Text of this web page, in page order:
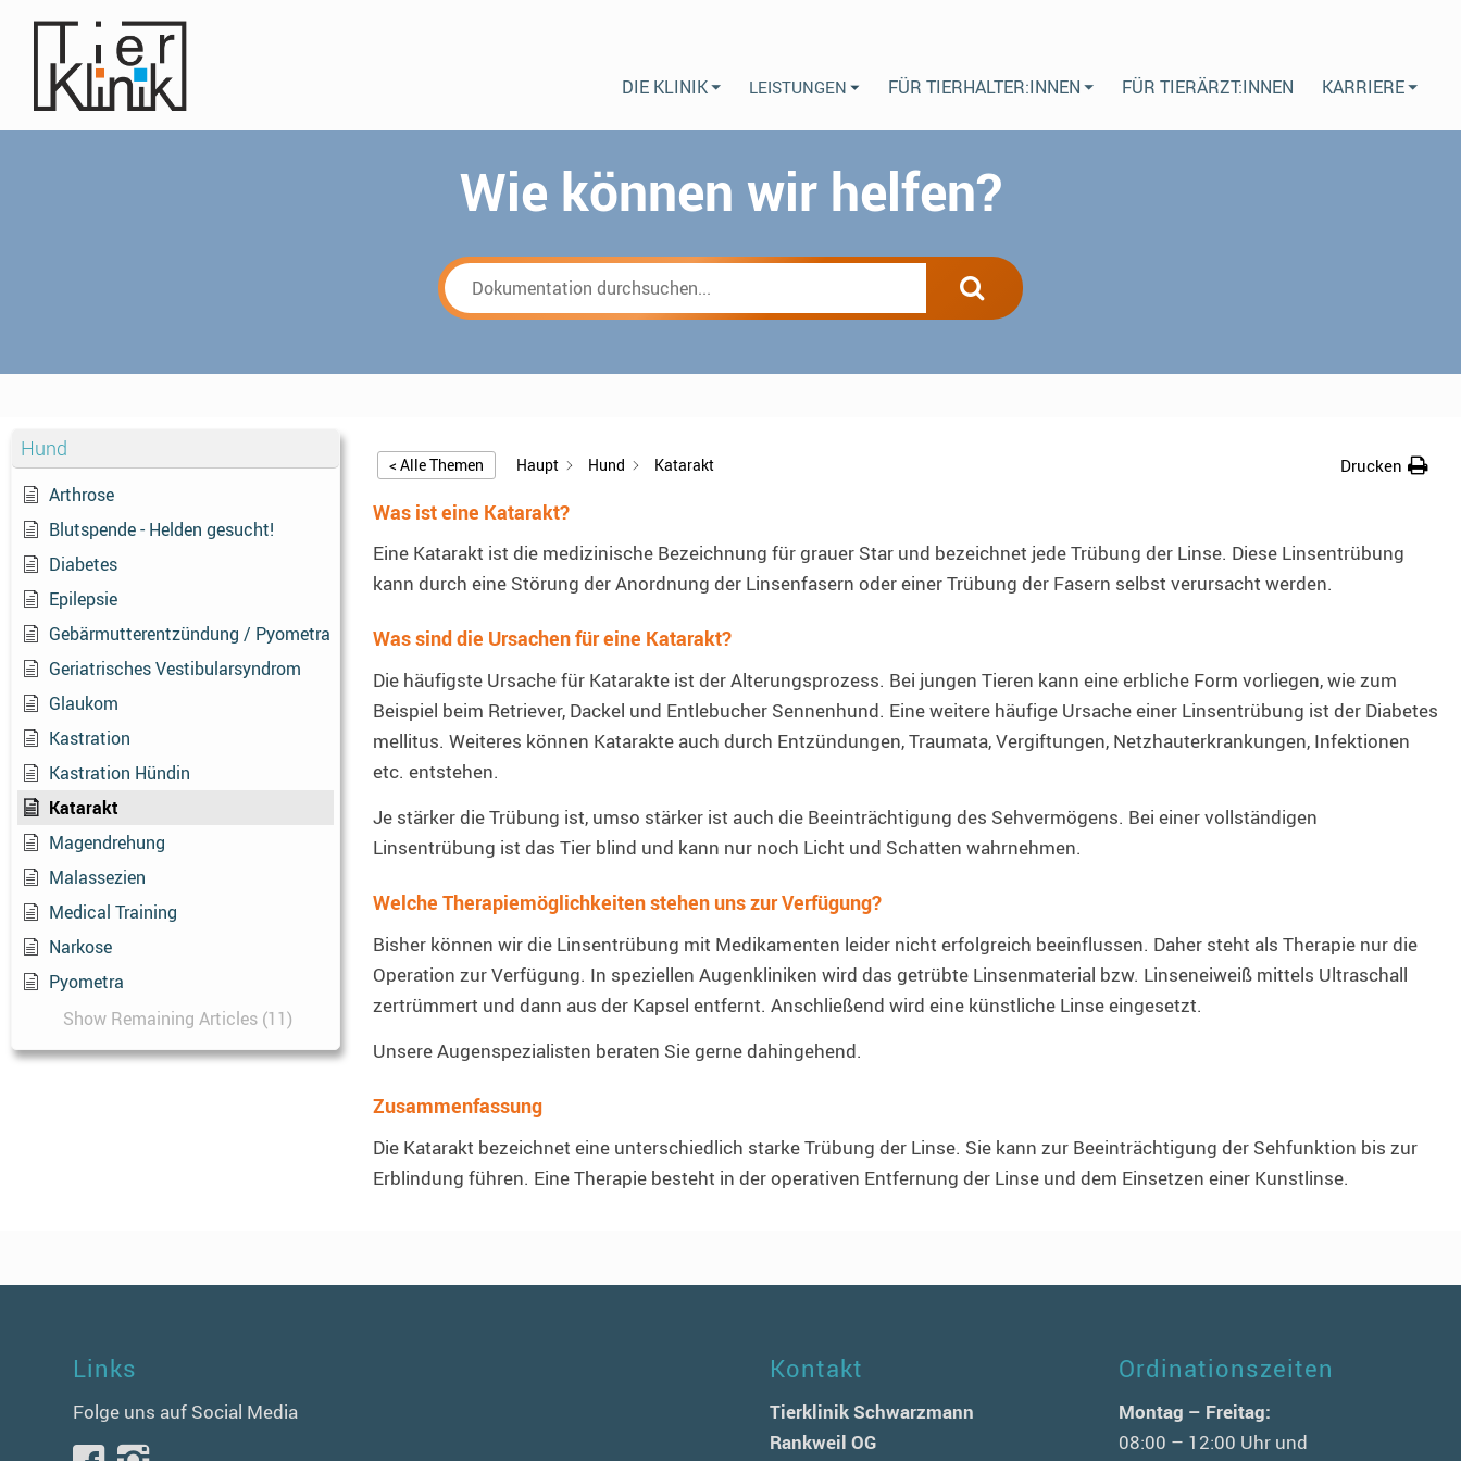
DIE KLINIK LEISTUNGEN FÜR TIERHALTER:INNEN FÜR TIERÄRZT:INNEN KARRIERE
Wie können wir helfen?
Hund
Arthrose
Blutspende - Helden gesucht!
Diabetes
Epilepsie
Gebärmutterentzündung / Pyometra
Geriatrisches Vestibularsyndrom
Glaukom
Kastration
Kastration Hündin
Katarakt
Magendrehung
Malassezien
Medical Training
Narkose
Pyometra
Show Remaining Articles (11)
< Alle Themen Haupt Hund Katarakt Drucken
Was ist eine Katarakt?
Eine Katarakt ist die medizinische Bezeichnung für grauer Star und bezeichnet jede Trübung der Linse. Diese Linsentrübung
kann durch eine Störung der Anordnung der Linsenfasern oder einer Trübung der Fasern selbst verursacht werden.
Was sind die Ursachen für eine Katarakt?
Die häufigste Ursache für Katarakte ist der Alterungsprozess. Bei jungen Tieren kann eine erbliche Form vorliegen, wie zum
Beispiel beim Retriever, Dackel und Entlebucher Sennenhund. Eine weitere häufige Ursache einer Linsentrübung ist der Diabetes
mellitus. Weiteres können Katarakte auch durch Entzündungen, Traumata, Vergiftungen, Netzhauterkrankungen, Infektionen
etc. entstehen.
Je stärker die Trübung ist, umso stärker ist auch die Beeinträchtigung des Sehvermögens. Bei einer vollständigen
Linsentrübung ist das Tier blind und kann nur noch Licht und Schatten wahrnehmen.
Welche Therapiemöglichkeiten stehen uns zur Verfügung?
Bisher können wir die Linsentrübung mit Medikamenten leider nicht erfolgreich beeinflussen. Daher steht als Therapie nur die
Operation zur Verfügung. In speziellen Augenkliniken wird das getrübte Linsenmaterial bzw. Linseneiweiß mittels Ultraschall
zertrümmert und dann aus der Kapsel entfernt. Anschließend wird eine künstliche Linse eingesetzt.
Unsere Augenspezialisten beraten Sie gerne dahingehend.
Zusammenfassung
Die Katarakt bezeichnet eine unterschiedlich starke Trübung der Linse. Sie kann zur Beeinträchtigung der Sehfunktion bis zur
Erblindung führen. Eine Therapie besteht in der operativen Entfernung der Linse und dem Einsetzen einer Kunstlinse.
Links
Folge uns auf Social Media
Kontakt
Tierklinik Schwarzmann
Rankweil OG
Ordinationszeiten
Montag – Freitag:
08:00 – 12:00 Uhr und